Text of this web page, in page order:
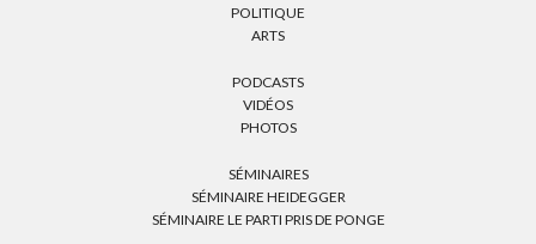
POLITIQUE
ARTS
PODCASTS
VIDÉOS
PHOTOS
SÉMINAIRES
SÉMINAIRE HEIDEGGER
SÉMINAIRE LE PARTI PRIS DE PONGE